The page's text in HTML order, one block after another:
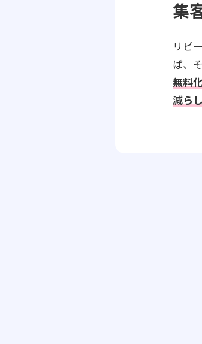
集
リピ
ば、
無料
減ら